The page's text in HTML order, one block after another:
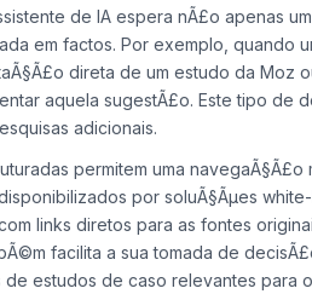
de IA espera nÃ£o apenas
em factos. Por exemplo, quando
direta de um estudo da
aquela sugestÃ£o. Este tipo de
adicionais.
permitem uma
por soluÃ§Ãµes
links diretos para as fontes
facilita a sua tomada de
estudos de caso relevantes para